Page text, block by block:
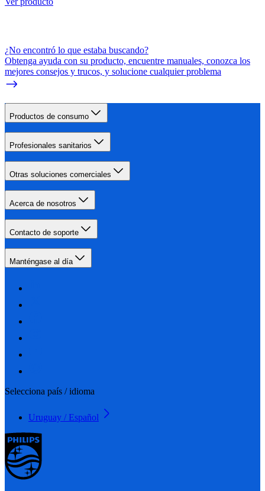
¿No encontró lo que estaba buscando?
Obtenga ayuda con su producto, encuentre manuales, conozca los
mejores consejos y trucos, y solucione cualquier problema
Productos de consumo
Profesionales sanitarios
Otras soluciones comerciales
Acerca de nosotros
Contacto de soporte
Manténgase al día
Selecciona país / idioma
Uruguay / Español